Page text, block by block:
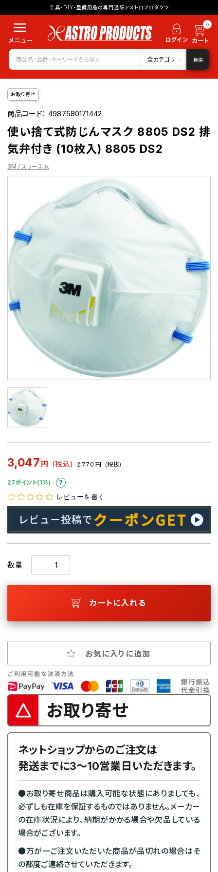
工具・DIY・整備用品の専門通販アストロプロダクツ
0
全カテゴリ 検索
お取り寄せ
商品コード：4987580171442
使い捨て式防じんマスク 8805 DS2 排
気弁付き (10枚入) 8805 DS2
3M / スリーエム
3,047 円 (税込) 2,770 円 (税抜)
27ポイント(1%)
レビューを書く
数量
カートに入れる
お気に入りに追加
お取り寄せ
ネットショップからのご注文は
発送までに3～10営業日いただきます。
●お取り寄せ商品は購入可能な状態にありましても、
必ずしも在庫を保証するものではありません。メーカー
の在庫状況により、納期がかかる場合や欠品している
場合がございます。
●万が一ご注文いただいた商品が品切れの場合はそ
の都度ご連絡させていただきます。